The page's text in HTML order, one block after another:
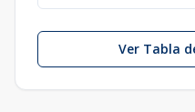
Ver Tabla